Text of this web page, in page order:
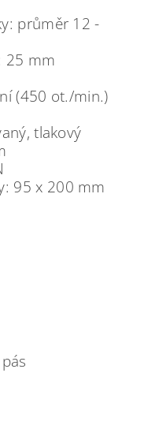
průměr 12 -
25 mm
(450 ot./min.)
tlakový
95 x 200 mm